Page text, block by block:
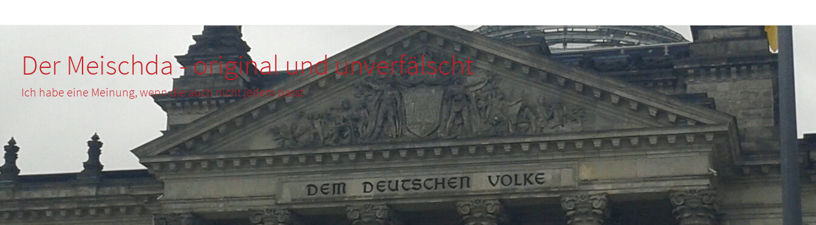
Inhalt
Der Meischda - original und unverfälscht
Ich habe eine Meinung, wenn die auch nicht jedem passt